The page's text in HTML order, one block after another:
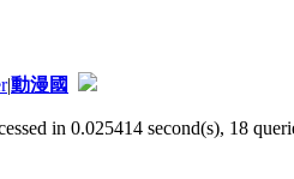
|動漫國
in 0.025414 second(s), 18